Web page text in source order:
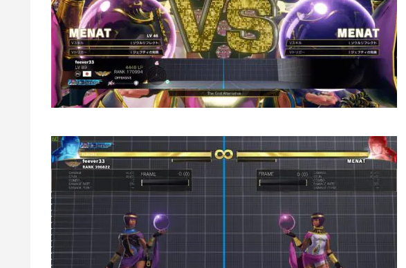
↑＋弱中強P＋弱K同時押し
各キャラそれぞれに遊び心のあるコスチュームが楽しめます。
メナト全コスチューム
ストⅤの萌えキャラこと、メナトの全コスチューム画像です。
ています。
デフォルト